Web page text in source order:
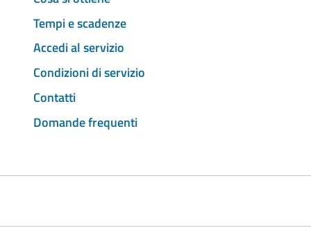
Tempi e scadenze
Accedi al servizio
Condizioni di servizio
Contatti
Domande frequenti